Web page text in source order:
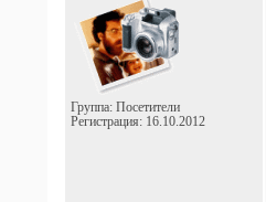
Группа: Посетители
Регистрация: 16.10.2012